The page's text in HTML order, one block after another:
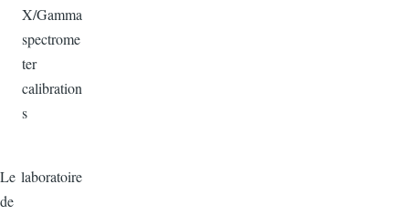
X/Gamma
spectrome
ter
calibration
s
Le laboratoire
de